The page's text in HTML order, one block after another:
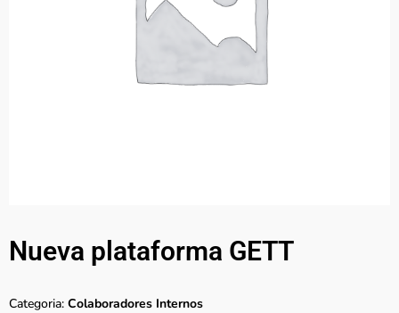
Nueva plataforma GETT
Categoria: Colaboradores Internos